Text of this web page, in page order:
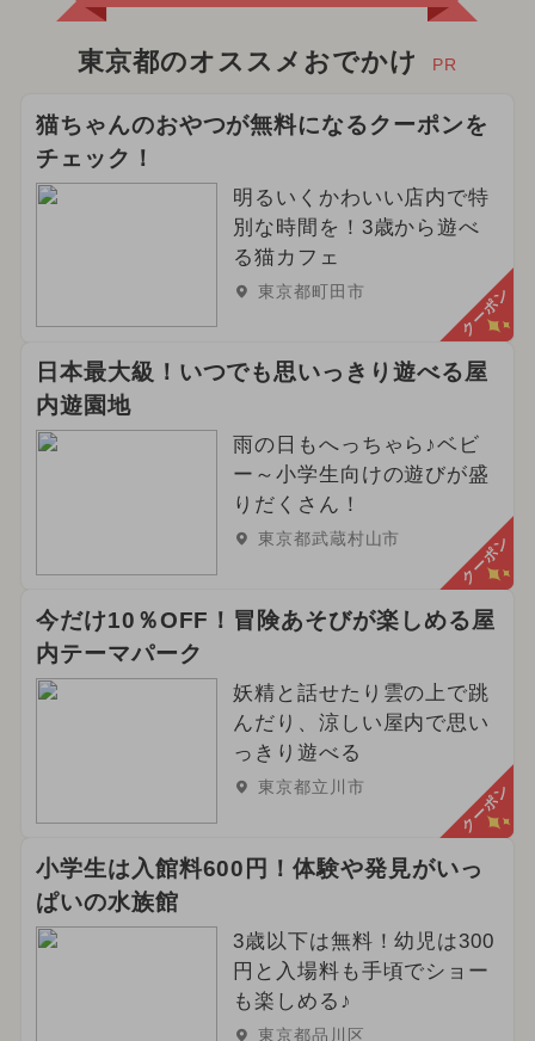
東京都のオススメおでかけ PR
猫ちゃんのおやつが無料になるクーポンを
チェック！
明るいくかわいい店内で特
別な時間を！3歳から遊べ
る猫カフェ
東京都町田市 クーポン
日本最大級！いつでも思いっきり遊べる屋
内遊園地
雨の日もへっちゃら♪ベビ
ー～小学生向けの遊びが盛
りだくさん！
東京都武蔵村山市 クーポン
今だけ10％OFF！冒険あそびが楽しめる屋
内テーマパーク
妖精と話せたり雲の上で跳
んだり、涼しい屋内で思い
っきり遊べる
東京都立川市 クーポン
小学生は入館料600円！体験や発見がいっ
ぱいの水族館
3歳以下は無料！幼児は300
円と入場料も手頃でショー
も楽しめる♪
東京都品川区